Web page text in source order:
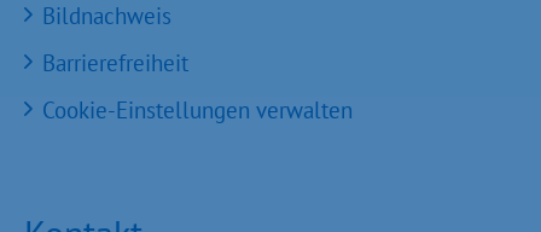
Bildnachweis
Barrierefreiheit
Cookie-Einstellungen verwalten